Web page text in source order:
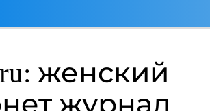
женский
журнал